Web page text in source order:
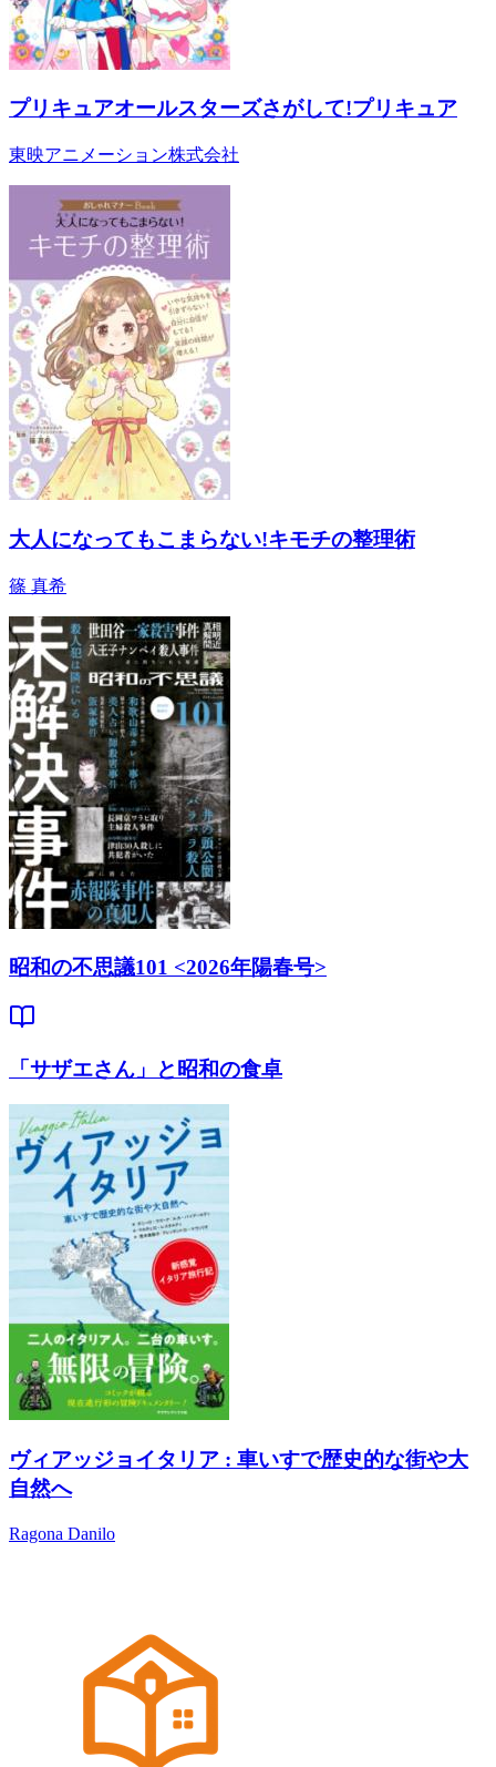
プリキュアオールスターズさがして!プリキュア
東映アニメーション株式会社
大人になってもこまらない!キモチの整理術
篠 真希
昭和の不思議101 <2026年陽春号>
「サザエさん」と昭和の食卓
ヴィアッジョイタリア : 車いすで歴史的な街や大
自然へ
Ragona Danilo